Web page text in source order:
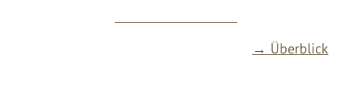
→ Überblick